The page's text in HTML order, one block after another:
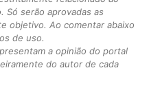
Só serão aprovadas as
objetivo. Ao comentar abaixo
de uso.
a opinião do portal
do autor de cada